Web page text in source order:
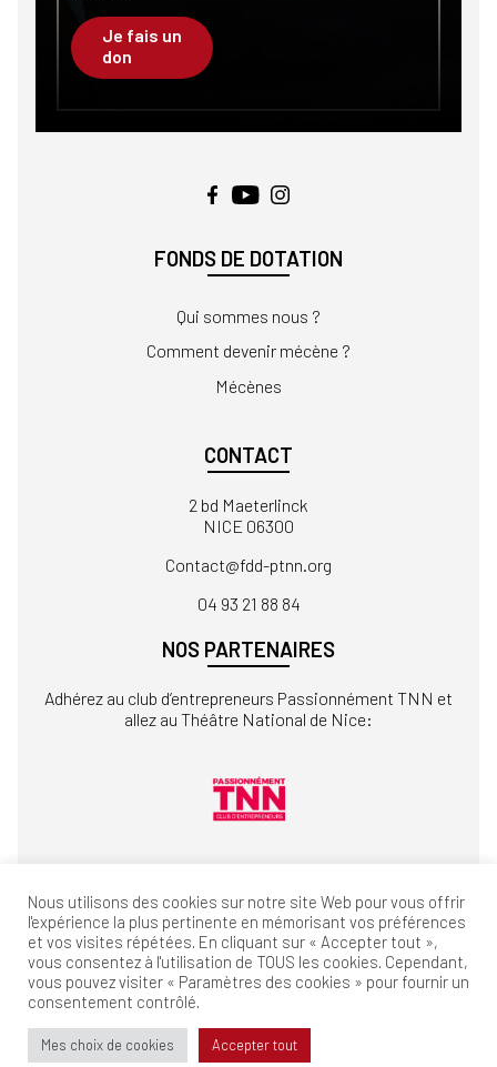
Je fais un
don
FONDS DE DOTATION
Qui sommes nous ?
Comment devenir mécène ?
Mécènes
CONTACT
2 bd Maeterlinck
NICE 06300
Contact
04 93 21 88 84
NOS PARTENAIRES
Adhérez au club d’entrepreneurs Passionnément TNN et
allez au Théâtre National de Nice:
MouvementCom
Nous utilisons des cookies sur notre site Web pour vous offrir
l'expérience la plus pertinente en mémorisant vos préférences
et vos visites répétées. En cliquant sur « Accepter tout »,
vous consentez à l'utilisation de TOUS les cookies. Cependant,
vous pouvez visiter « Paramètres des cookies » pour fournir un
consentement contrôlé.
Mes choix de cookies Accepter tout